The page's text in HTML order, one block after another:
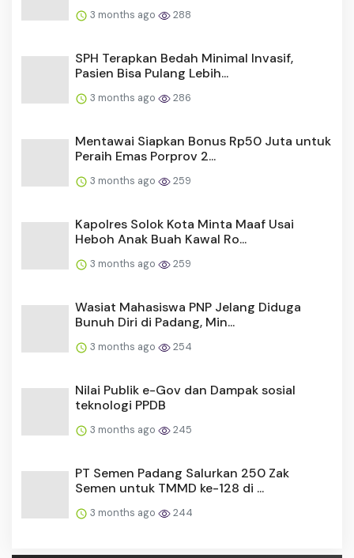
3 months ago 288
SPH Terapkan Bedah Minimal Invasif,
Pasien Bisa Pulang Lebih...
3 months ago 286
Mentawai Siapkan Bonus Rp50 Juta untuk
Peraih Emas Porprov 2...
3 months ago 259
Kapolres Solok Kota Minta Maaf Usai
Heboh Anak Buah Kawal Ro...
3 months ago 259
Wasiat Mahasiswa PNP Jelang Diduga
Bunuh Diri di Padang, Min...
3 months ago 254
Nilai Publik e-Gov dan Dampak sosial
teknologi PPDB
3 months ago 245
PT Semen Padang Salurkan 250 Zak
Semen untuk TMMD ke-128 di ...
3 months ago 244